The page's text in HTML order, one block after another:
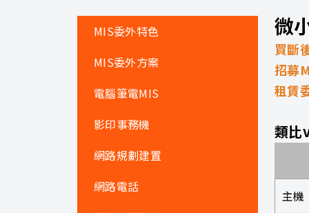
MIS委外特色
MIS委外方案
電腦筆電MIS
影印事務機
網路規劃建置
網路電話
微
買斷
招募
租賃
類比
主機